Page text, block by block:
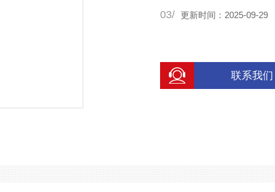
03/ 更新时间：2025-09-29
联系我们